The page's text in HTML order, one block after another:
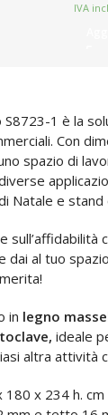
1 è la
Con
spazio di
Natale e stand
sull’affidabilità
dai al tuo
in legno
ideale
altra attività
180 x 234 h. cm